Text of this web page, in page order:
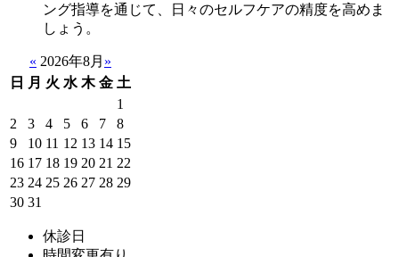
ング指導を通じて、日々のセルフケアの精度を高めま
しょう。
« 2026年8月 »
日
月 火 水 木 金 土
1
2
3 4 5 6 7
8
9
10 11 12 13 14 15
16 17 18 19 20 21 22
23 24 25 26 27 28 29
30 31
休診日